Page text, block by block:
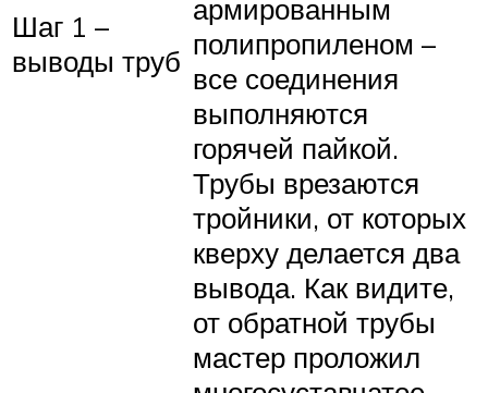
Шаг 1 –
выводы труб
армированным
полипропиленом –
все соединения
выполняются
горячей пайкой.
Трубы врезаются
тройники, от которых
кверху делается два
вывода. Как видите,
от обратной трубы
мастер проложил